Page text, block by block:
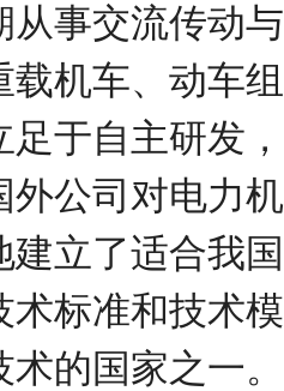
从事交流传动
载机车、动车
足于自主研发
外公司对电力
建立了适合我
术标准和技术
术的国家之一